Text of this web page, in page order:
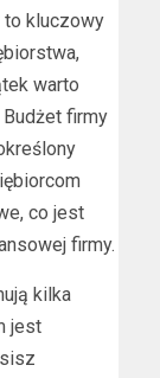
to kluczowy
warto
firmy
co jest
firmy.
kilka
jest